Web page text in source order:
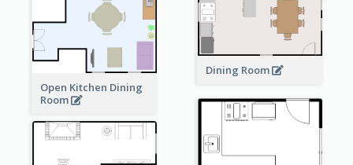
Open Kitchen Dining
Room
Dining Room